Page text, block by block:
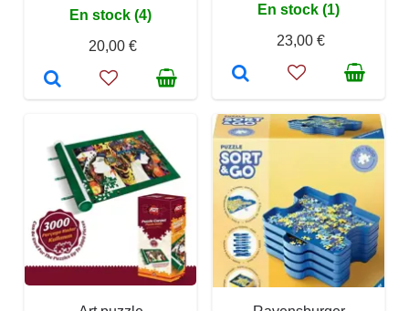
En stock (4)
20,00 €
En stock (1)
23,00 €